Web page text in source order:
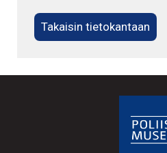
Takaisin tietokantaan